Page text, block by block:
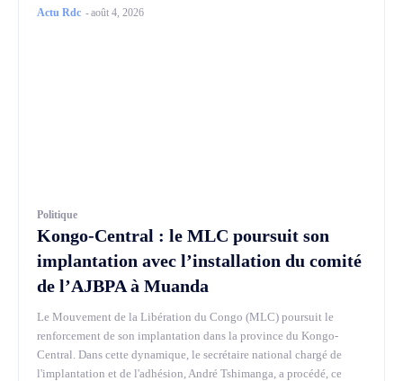
Actu Rdc -août 4, 2026
Politique
Kongo-Central : le MLC poursuit son
implantation avec l’installation du comité
de l’AJBPA à Muanda
Le Mouvement de la Libération du Congo (MLC) poursuit le
renforcement de son implantation dans la province du Kongo-
Central. Dans cette dynamique, le secrétaire national chargé de
l'implantation et de l'adhésion, André Tshimanga, a procédé, ce